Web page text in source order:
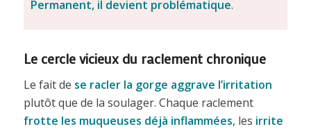
Permanent, il devient problématique.
Le cercle vicieux du raclement chronique
Le fait de se racler la gorge aggrave l’irritation
plutôt que de la soulager. Chaque raclement
frotte les muqueuses déjà inflammées, les irrite